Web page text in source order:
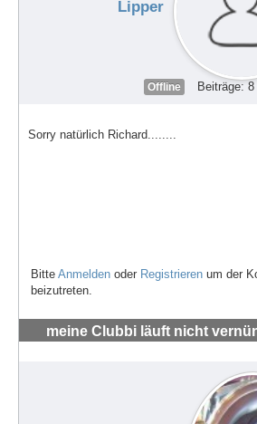
Lipper
Offline Beiträge: 8
Sorry natürlich Richard........
Bitte Anmelden oder Registrieren um der
beizutreten.
meine Clubbi läuft nicht